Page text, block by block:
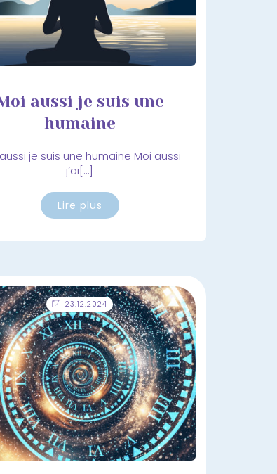
aussi je suis une
humaine
je suis une humaine Moi aussi
j’ai[…]
Lire plus
23.12.2024